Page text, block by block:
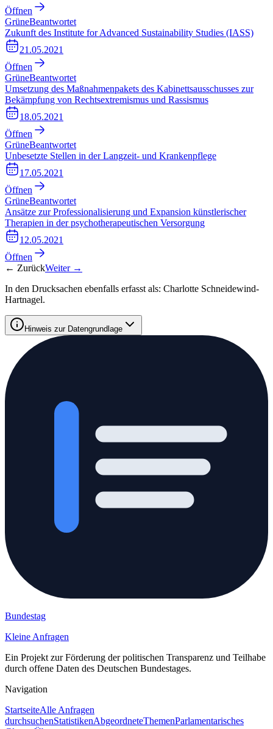
Öffnen
GrüneBeantwortet
Zukunft des Institute for Advanced Sustainability Studies (IASS)
21.05.2021
Öffnen
GrüneBeantwortet
Umsetzung des Maßnahmenpakets des Kabinettsausschusses zur
Bekämpfung von Rechtsextremismus und Rassismus
18.05.2021
Öffnen
GrüneBeantwortet
Unbesetzte Stellen in der Langzeit- und Krankenpflege
17.05.2021
Öffnen
GrüneBeantwortet
Ansätze zur Professionalisierung und Expansion künstlerischer
Therapien in der psychotherapeutischen Versorgung
12.05.2021
Öffnen
← ZurückWeiter →
In den Drucksachen ebenfalls erfasst als: Charlotte Schneidewind-
Hartnagel.
Hinweis zur Datengrundlage
Bundestag
Kleine Anfragen
Ein Projekt zur Förderung der politischen Transparenz und Teilhabe
durch offene Daten des Deutschen Bundestages.
Navigation
StartseiteAlle Anfragen
durchsuchenStatistikenAbgeordneteThemenParlamentarisches